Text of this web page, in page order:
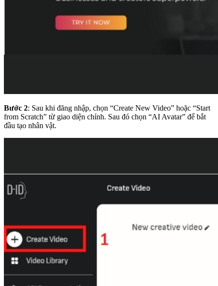
Bước 2: Sau khi đăng nhập, chọn “Create New Video” hoặc “Start
from Scratch” từ giao diện chính. Sau đó chọn “AI Avatar” để bắt
đầu tạo nhân vật.